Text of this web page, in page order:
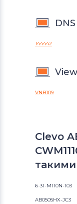
144442
VNB109
Clevo
6-31-M110N-103
AB0505HX-JC3